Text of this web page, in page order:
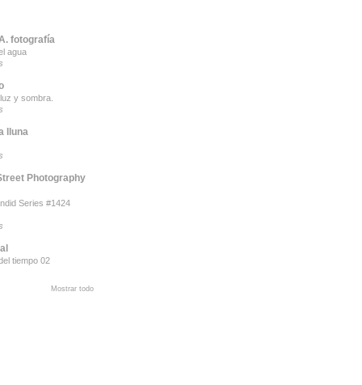
fotografía
agua
y sombra.
lluna
Photography
Series #1424
tiempo 02
Mostrar todo